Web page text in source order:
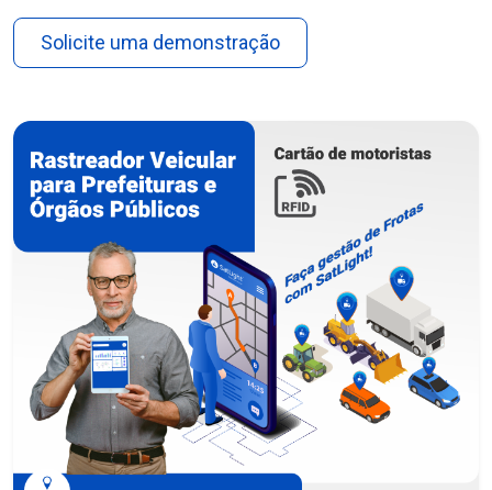
Solicite uma demonstração